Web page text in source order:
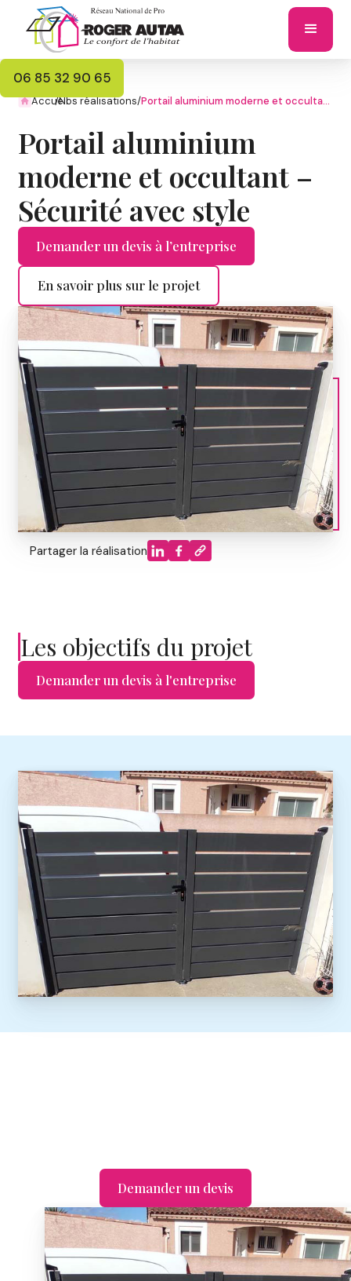
06 85 32 90 65
Accueil
/Nos réalisations/ Portail aluminium moderne et occultant – Sécurité avec style
Portail aluminium
moderne et occultant –
Sécurité avec style
Demander un devis à l’entreprise
En savoir plus sur le projet
Partager la réalisation
Les objectifs du projet
Demander un devis à l'entreprise
Demander un devis